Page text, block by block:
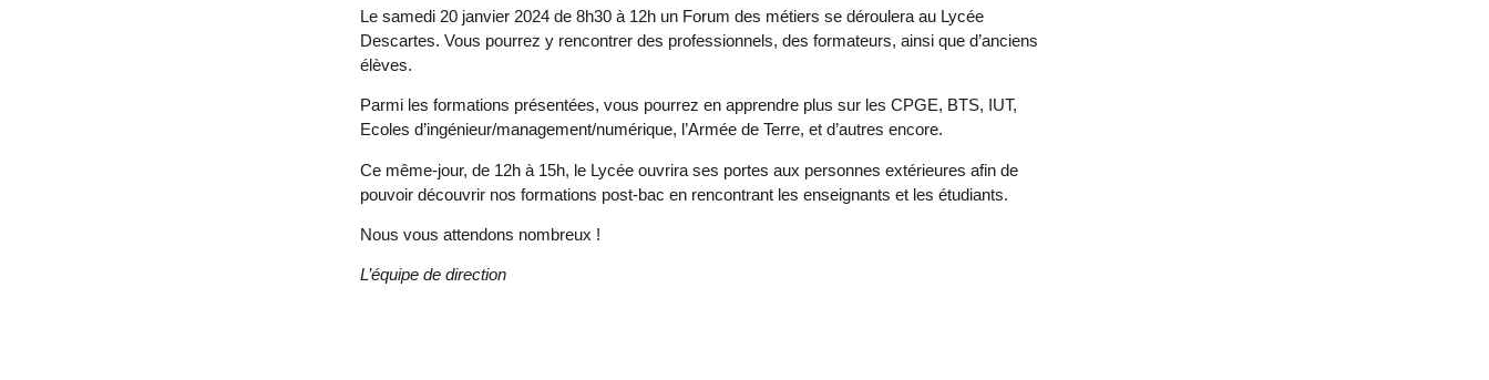
Le samedi 20 janvier 2024 de 8h30 à 12h un Forum des métiers se déroulera au Lycée
Descartes. Vous pourrez y rencontrer des professionnels, des formateurs, ainsi que d’anciens
élèves.
Parmi les formations présentées, vous pourrez en apprendre plus sur les CPGE, BTS, IUT,
Ecoles d’ingénieur/management/numérique, l’Armée de Terre, et d’autres encore.
Ce même-jour, de 12h à 15h, le Lycée ouvrira ses portes aux personnes extérieures afin de
pouvoir découvrir nos formations post-bac en rencontrant les enseignants et les étudiants.
Nous vous attendons nombreux !
L’équipe de direction